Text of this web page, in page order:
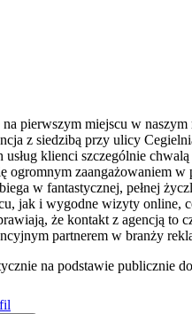
pierwszym miejscu w
z siedzibą przy ulicy
klienci szczególnie
ogromnym zaangażowaniem
w fantastycznej, pełnej
jak i wygodne wizyty online,
że kontakt z agencją to
partnerem w branży
na podstawie publicznie